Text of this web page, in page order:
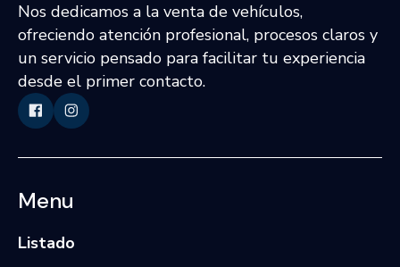
Nos dedicamos a la venta de vehículos,
ofreciendo atención profesional, procesos claros y
un servicio pensado para facilitar tu experiencia
desde el primer contacto.
Menu
Listado